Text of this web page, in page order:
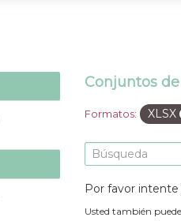
Conjuntos
Formatos: XLSX
Por favor intente
Usted también